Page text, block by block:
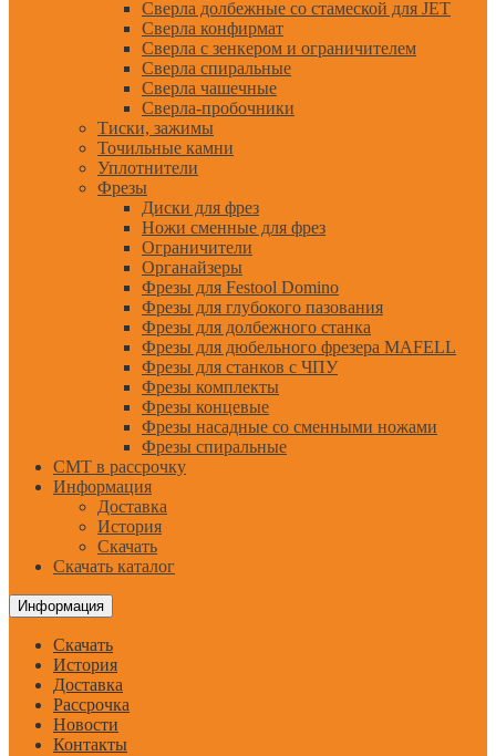
Сверла долбежные со стамеской для JET
Сверла конфирмат
Сверла с зенкером и ограничителем
Сверла спиральные
Сверла чашечные
Сверла-пробочники
Тиски, зажимы
Точильные камни
Уплотнители
Фрезы
Диски для фрез
Ножи сменные для фрез
Ограничители
Органайзеры
Фрезы для Festool Domino
Фрезы для глубокого пазования
Фрезы для долбежного станка
Фрезы для дюбельного фрезера MAFELL
Фрезы для станков с ЧПУ
Фрезы комплекты
Фрезы концевые
Фрезы насадные со сменными ножами
Фрезы спиральные
CMT в рассрочку
Информация
Доставка
История
Скачать
Скачать каталог
Информация
Скачать
История
Доставка
Рассрочка
Новости
Контакты